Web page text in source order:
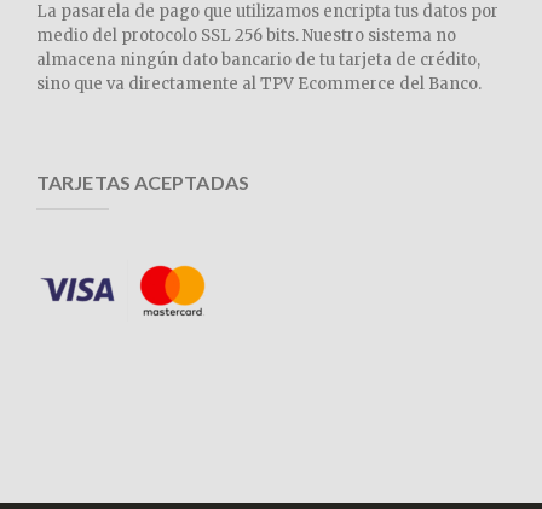
La pasarela de pago que utilizamos encripta tus datos por
medio del protocolo SSL 256 bits. Nuestro sistema no
almacena ningún dato bancario de tu tarjeta de crédito,
sino que va directamente al TPV Ecommerce del Banco.
TARJETAS ACEPTADAS